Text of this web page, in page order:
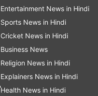
Entertainment News in Hindi
Sports News in Hindi
Cricket News in Hindi
Business News
Religion News in Hindi
Explainers News in Hindi
Health News in Hindi